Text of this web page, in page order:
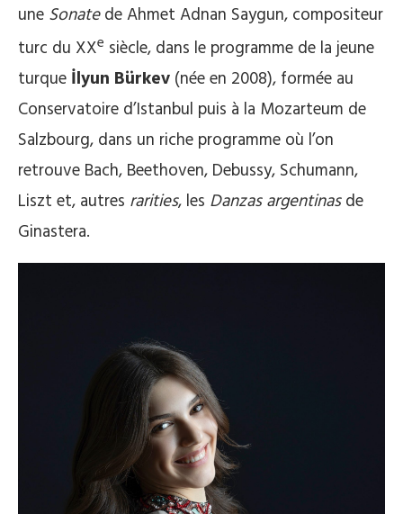
une Sonatede Ahmet Adnan Saygun, compositeur
turc du XXe siècle, dans le programme de la jeune
turque İlyun Bürkev (née en 2008), formée au
Conservatoire d’Istanbul puis à la Mozarteum de
Salzbourg, dans un riche programme où l’on
retrouve Bach, Beethoven, Debussy, Schumann,
Liszt et, autres rarities, les Danzas argentinasde
Ginastera.